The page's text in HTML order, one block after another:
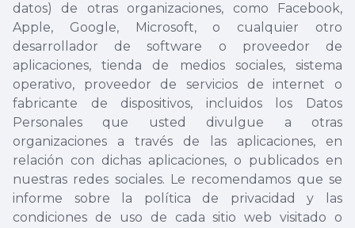
datos) de otras organizaciones, como Facebook,
Apple, Google, Microsoft, o cualquier otro
desarrollador de software o proveedor de
aplicaciones, tienda de medios sociales, sistema
operativo, proveedor de servicios de internet o
fabricante de dispositivos, incluidos los Datos
Personales que usted divulgue a otras
organizaciones a través de las aplicaciones, en
relación con dichas aplicaciones, o publicados en
nuestras redes sociales. Le recomendamos que se
informe sobre la política de privacidad y las
condiciones de uso de cada sitio web visitado o